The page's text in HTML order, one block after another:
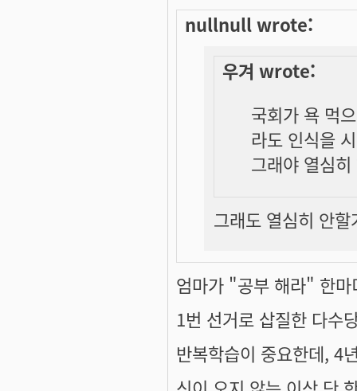
nullnull wrote:
우겨 wrote:
국회가 욕 먹
라도 인식을
그래야 열심
그래도 열심히 안
엄마가 "공부 해라" 한
1번 선거로 삽질한 다수
반복학습이 중요한데, 4